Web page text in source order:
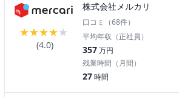
★★★★★
(4.0)
株式会社メルカリ
口コミ（68件）
平均年収（正社員）
357万円
残業時間（月間）
27時間